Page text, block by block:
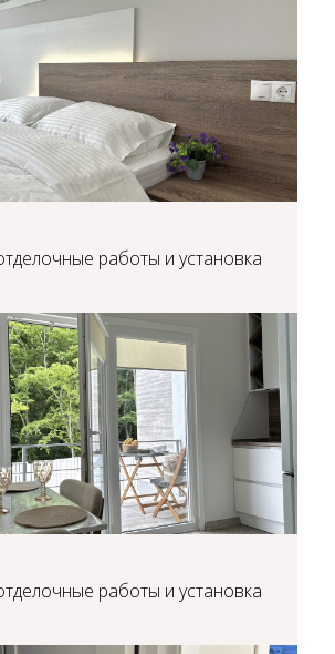
работы и установка
работы и установка